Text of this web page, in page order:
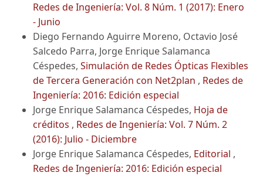
Redes de Ingeniería: Vol. 8 Núm. 1 (2017): Enero
- Junio
Diego Fernando Aguirre Moreno, Octavio José
Salcedo Parra, Jorge Enrique Salamanca
Céspedes, Simulación de Redes Ópticas Flexibles
de Tercera Generación con Net2plan , Redes de
Ingeniería: 2016: Edición especial
Jorge Enrique Salamanca Céspedes, Hoja de
créditos , Redes de Ingeniería: Vol. 7 Núm. 2
(2016): Julio - Diciembre
Jorge Enrique Salamanca Céspedes, Editorial ,
Redes de Ingeniería: 2016: Edición especial